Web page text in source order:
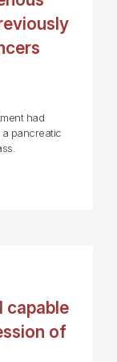
had
a pancreatic
capable
of